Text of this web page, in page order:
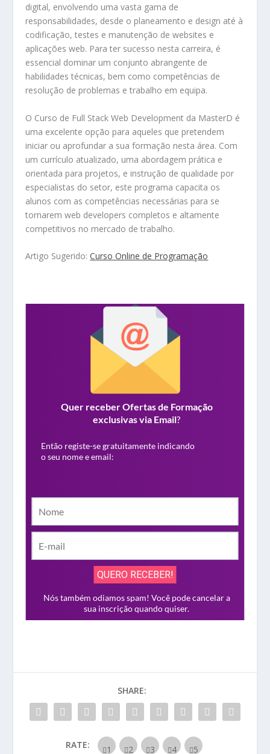
digital, envolvendo uma vasta gama de
responsabilidades, desde o planeamento e design até à
codificação, testes e manutenção de websites e
aplicações web. Para ter sucesso nesta carreira, é
essencial dominar um conjunto abrangente de
habilidades técnicas, bem como competências de
resolução de problemas e trabalho em equipa.
O Curso de Full Stack Web Development da MasterD é
uma excelente opção para aqueles que pretendem
iniciar ou aprofundar a sua formação nesta área. Com
um currículo atualizado, uma abordagem prática e
orientada para projetos, e instrução de qualidade por
especialistas do setor, este programa capacita os
alunos com as competências necessárias para se
tornarem web developers completos e altamente
competitivos no mercado de trabalho.
Artigo Sugerido:Curso Online de Programação
SHARE:
RATE: